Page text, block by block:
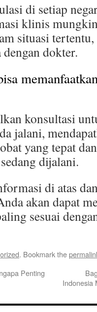
di setiap
klinis
situasi
dokter.
konsultasi
jalani,
yang tepat
dijalani.
di atas
akan dapat
sesuai
. Bookmark the
Penting
Indonesia